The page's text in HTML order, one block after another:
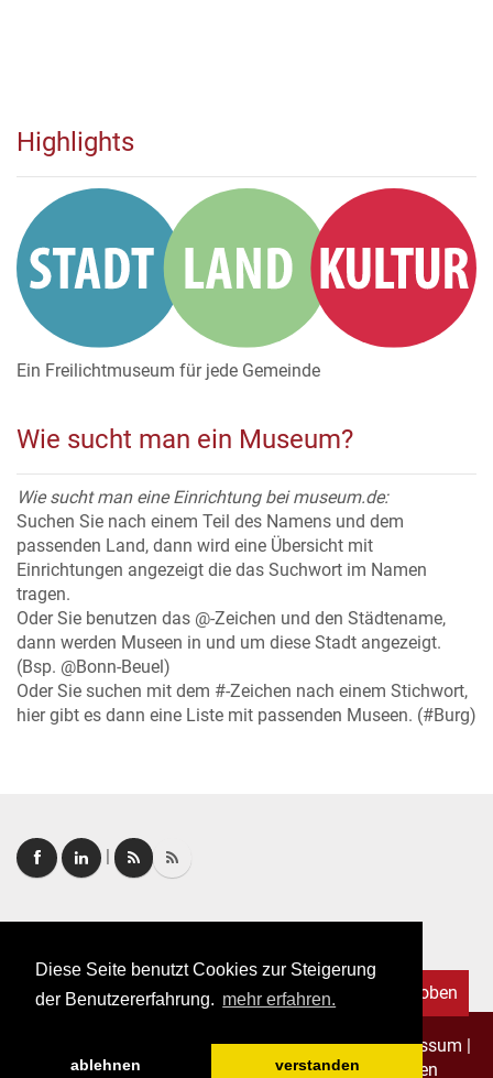
Diese Seite benutzt Cookies zur Steigerung
der Benutzererfahrung. mehr erfahren.
ablehnen verstanden
Highlights
Ein Freilichtmuseum für jede Gemeinde
Wie sucht man ein Museum?
Wie sucht man eine Einrichtung bei museum.de:
Suchen Sie nach einem Teil des Namens und dem
passenden Land, dann wird eine Übersicht mit
Einrichtungen angezeigt die das Suchwort im Namen
tragen.
Oder Sie benutzen das @-Zeichen und den Städtename,
dann werden Museen in und um diese Stadt angezeigt.
(Bsp. @Bonn-Beuel)
Oder Sie suchen mit dem #-Zeichen nach einem Stichwort,
hier gibt es dann eine Liste mit passenden Museen. (#Burg)
Copyright © 2026. Alle Rechte vorbehalten.–Impressum
Datenschutz
Allgemeine Geschäftsbedingungen
Nach oben